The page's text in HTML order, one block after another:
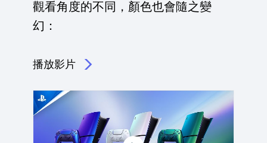
觀看角度的不同，顏色也會隨之變
幻：
播放影片
點擊播放：如我們今天在 State of Play 中所宣布，新